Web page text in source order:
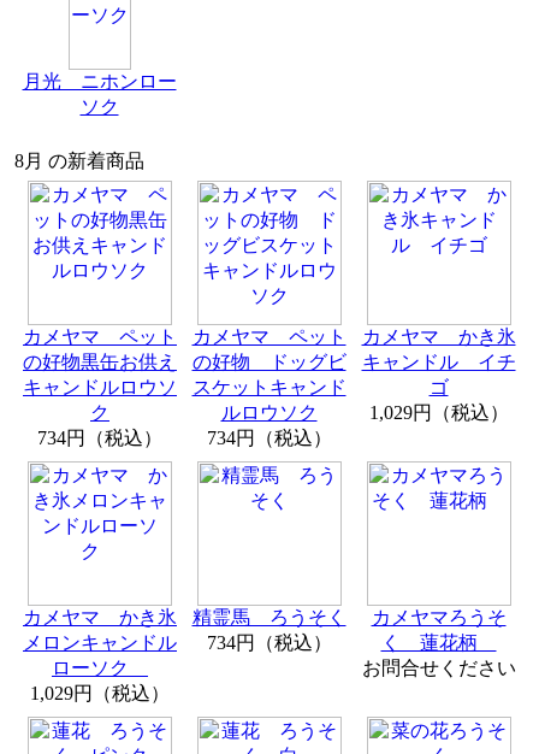
月光 ニホンロー
ソク
8月 の新着商品
カメヤマ ペット
の好物黒缶お供え
キャンドルロウソ
ク
734円（税込）
カメヤマ ペット
の好物 ドッグビ
スケットキャンド
ルロウソク
734円（税込）
カメヤマ かき氷
キャンドル イチ
ゴ
1,029円（税込）
カメヤマ かき氷
メロンキャンドル
ローソク
1,029円（税込）
精霊馬 ろうそく
734円（税込）
カメヤマろうそ
く 蓮花柄
お問合せください